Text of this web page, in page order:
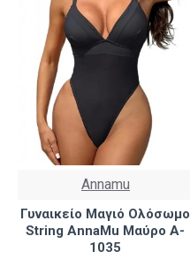
Annamu
Γυναικείο Μαγιό Ολόσωμο
String AnnaMu Μαύρο A-
1035